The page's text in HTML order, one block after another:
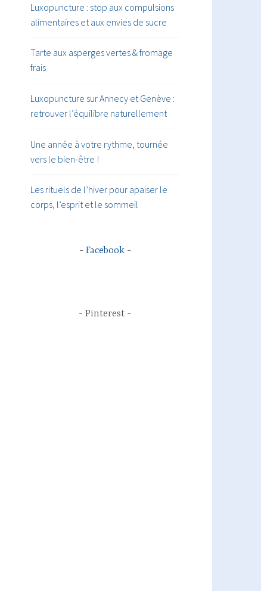
Luxopuncture : stop aux compulsions
alimentaires et aux envies de sucre
Tarte aux asperges vertes & fromage
frais
Luxopuncture sur Annecy et Genève :
retrouver l’équilibre naturellement
Une année à votre rythme, tournée
vers le bien-être !
Les rituels de l’hiver pour apaiser le
corps, l’esprit et le sommeil
Facebook
Pinterest